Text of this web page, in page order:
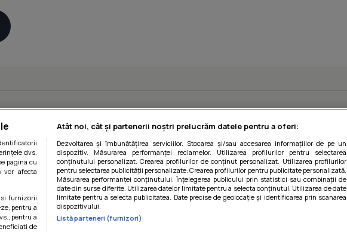
dvs.
pagina cu
vor afecta
furnizorii
pentru a
pentru a
de
Atât noi, cât și partenerii noștri prelucrăm datele pentru a oferi:
Dezvoltarea și îmbunătățirea serviciilor. Stocarea și/sau accesarea informațiilor de pe un
dispozitiv. Măsurarea performanței reclamelor. Utilizarea profilurilor pentru selectarea
conținutului personalizat. Crearea profilurilor de conținut personalizat. Utilizarea profilurilor
pentru selectarea publicității personalizate. Crearea profilurilor pentru publicitate personalizată.
Măsurarea performanței conținutului. Înțelegerea publicului prin statistici sau combinații de
date din surse diferite. Utilizarea datelor limitate pentru a selecta conținutul. Utilizarea de date
limitate pentru a selecta publicitatea. Date precise de geolocație și identificarea prin scanarea
dispozitivului.
Listă parteneri (furnizori)